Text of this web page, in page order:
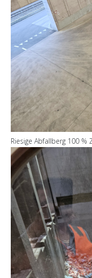
Riesige Abfallberg 100 %